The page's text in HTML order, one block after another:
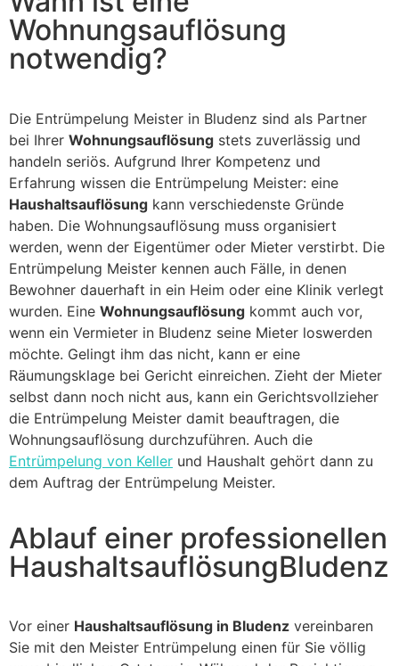
Wohnungsauflösung
notwendig?
Die Entrümpelung Meister in Bludenz sind als Partner
bei Ihrer Wohnungsauflösung stets zuverlässig und
handeln seriös. Aufgrund Ihrer Kompetenz und
Erfahrung wissen die Entrümpelung Meister: eine
Haushaltsauflösung kann verschiedenste Gründe
haben. Die Wohnungsauflösung muss organisiert
werden, wenn der Eigentümer oder Mieter verstirbt. Die
Entrümpelung Meister kennen auch Fälle, in denen
Bewohner dauerhaft in ein Heim oder eine Klinik verlegt
wurden. Eine Wohnungsauflösung kommt auch vor,
wenn ein Vermieter in Bludenz seine Mieter loswerden
möchte. Gelingt ihm das nicht, kann er eine
Räumungsklage bei Gericht einreichen. Zieht der Mieter
selbst dann noch nicht aus, kann ein Gerichtsvollzieher
die Entrümpelung Meister damit beauftragen, die
Wohnungsauflösung durchzuführen. Auch die
Entrümpelung von Keller und Haushalt gehört dann zu
dem Auftrag der Entrümpelung Meister.
Ablauf einer professionellen
HaushaltsauflösungBludenz
Vor einer Haushaltsauflösung in Bludenz vereinbaren
Sie mit den Meister Entrümpelung einen für Sie völlig